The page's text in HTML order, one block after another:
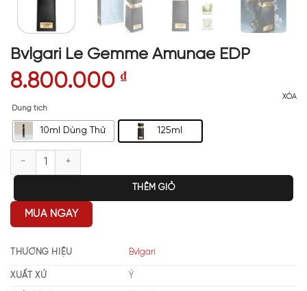
Bvlgari Le Gemme Amunae EDP
8.800.000 ₫
Dung tích
10ml Dùng Thử 125ml
XÓA
Bvlgari Le Gemme Amunae EDP số lượng
THÊM GIỎ
MUA NGAY
THƯƠNG HIỆU Bvlgari
XUẤT XỨ Ý